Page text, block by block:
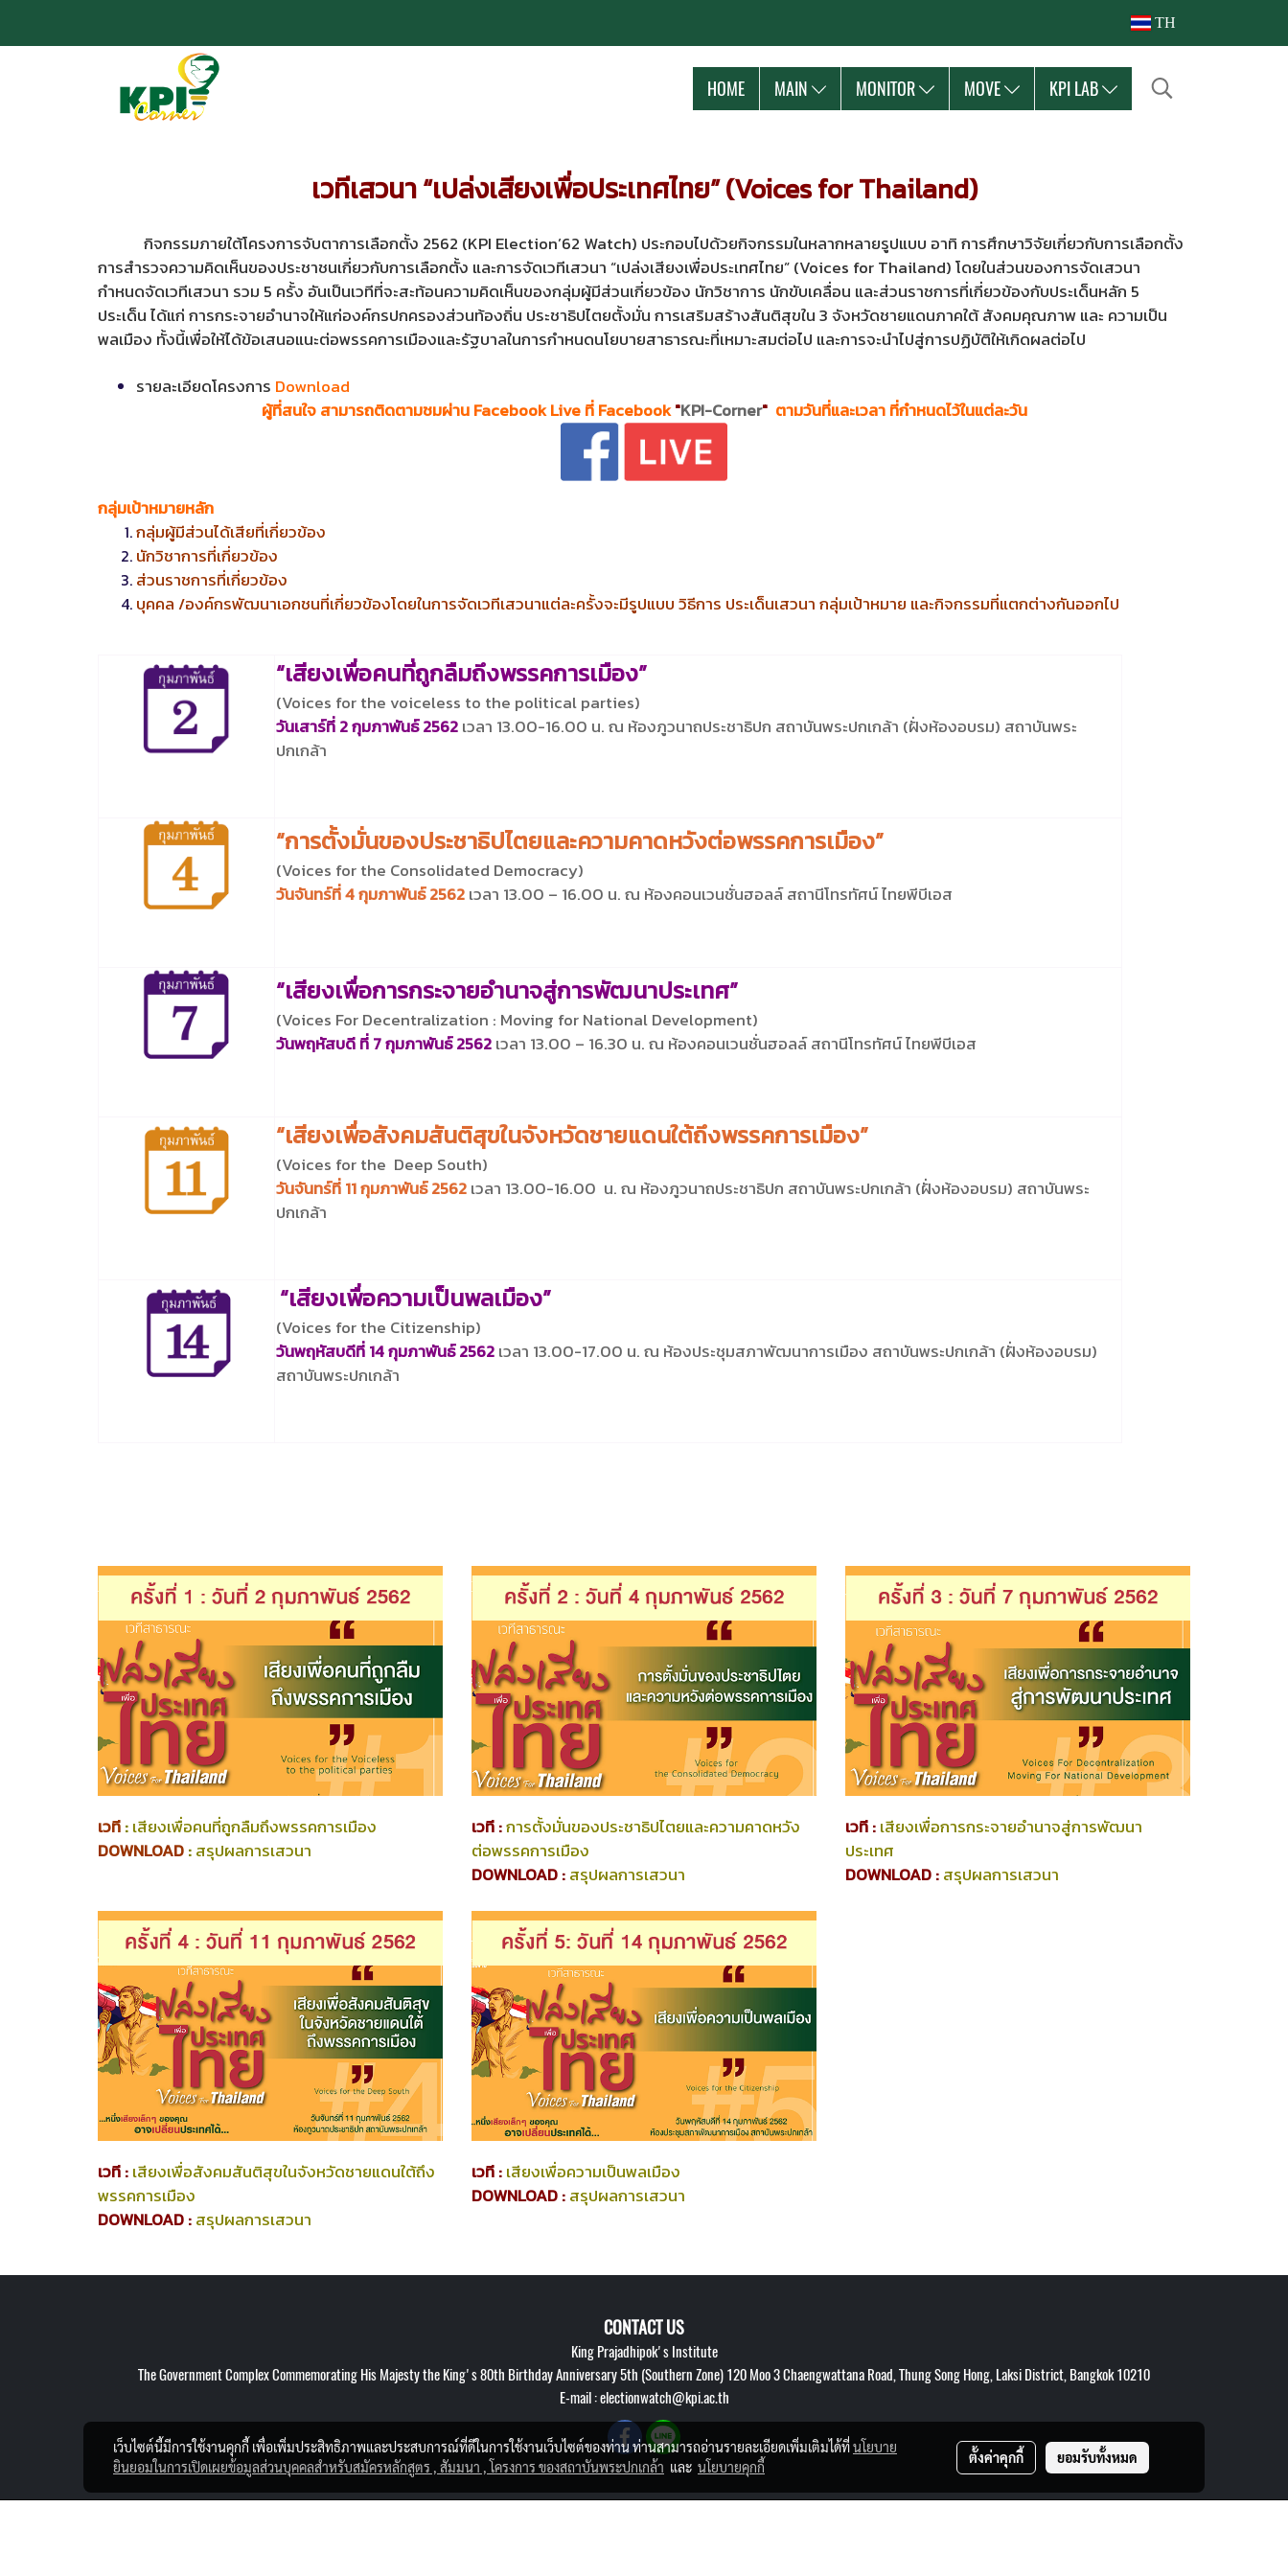
TH
HOME MAIN MONITOR MOVE KPI LAB
เวทีเสวนา “เปล่งเสียงเพื่อประเทศไทย” (Voices for Thailand)
กิจกรรมภายใต้โครงการจับตาการเลือกตั้ง 2562 (KPI Election’62 Watch) ประกอบไปด้วยกิจกรรมในหลากหลายรูปแบบ อาทิ การศึกษาวิจัยเกี่ยวกับการเลือกตั้ง
การสำรวจความคิดเห็นของประชาชนเกี่ยวกับการเลือกตั้ง และการจัดเวทีเสวนา “เปล่งเสียงเพื่อประเทศไทย” (Voices for Thailand) โดยในส่วนของการจัดเสวนา
กำหนดจัดเวทีเสวนา รวม 5 ครั้ง อันเป็นเวทีที่จะสะท้อนความคิดเห็นของกลุ่มผู้มีส่วนเกี่ยวข้อง นักวิชาการ นักขับเคลื่อน และส่วนราชการที่เกี่ยวข้องกับประเด็นหลัก 5
ประเด็น ได้แก่ การกระจายอำนาจให้แก่องค์กรปกครองส่วนท้องถิ่น ประชาธิปไตยตั้งมั่น การเสริมสร้างสันติสุขใน 3 จังหวัดชายแดนภาคใต้ สังคมคุณภาพ และ ความเป็น
พลเมือง ทั้งนี้เพื่อให้ได้ข้อเสนอแนะต่อพรรคการเมืองและรัฐบาลในการกำหนดนโยบายสาธารณะที่เหมาะสมต่อไป และการจะนำไปสู่การปฏิบัติให้เกิดผลต่อไป
รายละเอียดโครงการ Download
ผู้ที่สนใจ สามารถติดตามชมผ่าน Facebook Live ที่ Facebook"KPI-Corner" ตามวันที่และเวลา ที่กำหนดไว้ในแต่ละวัน
กลุ่มเป้าหมายหลัก
กลุ่มผู้มีส่วนได้เสียที่เกี่ยวข้อง
นักวิชาการที่เกี่ยวข้อง
ส่วนราชการที่เกี่ยวข้อง
บุคคล /องค์กรพัฒนาเอกชนที่เกี่ยวข้องโดยในการจัดเวทีเสวนาแต่ละครั้งจะมีรูปแบบ วิธีการ ประเด็นเสวนา กลุ่มเป้าหมาย และกิจกรรมที่แตกต่างกันออกไป
“เสียงเพื่อคนที่ถูกลืมถึงพรรคการเมือง”
(Voices for the voiceless to the political parties)
วันเสาร์ที่ 2 กุมภาพันธ์ 2562เวลา 13.00-16.00 น. ณ ห้องภูวนาถประชาธิปก สถาบันพระปกเกล้า (ฝั่งห้องอบรม) สถาบันพระ
ปกเกล้า
“การตั้งมั่นของประชาธิปไตยและความคาดหวังต่อพรรคการเมือง”
(Voices for the Consolidated Democracy)
วันจันทร์ที่ 4 กุมภาพันธ์ 2562เวลา 13.00 – 16.00 น. ณ ห้องคอนเวนชั่นฮอลล์ สถานีโทรทัศน์ ไทยพีบีเอส
“เสียงเพื่อการกระจายอำนาจสู่การพัฒนาประเทศ”
(Voices For Decentralization : Moving for National Development)
วันพฤหัสบดี ที่ 7 กุมภาพันธ์ 2562เวลา 13.00 – 16.30 น. ณ ห้องคอนเวนชั่นฮอลล์ สถานีโทรทัศน์ ไทยพีบีเอส
“เสียงเพื่อสังคมสันติสุขในจังหวัดชายแดนใต้ถึงพรรคการเมือง”
(Voices for the Deep South)
วันจันทร์ที่ 11 กุมภาพันธ์ 2562เวลา 13.00-16.00 น. ณ ห้องภูวนาถประชาธิปก สถาบันพระปกเกล้า (ฝั่งห้องอบรม) สถาบันพระ
ปกเกล้า
“เสียงเพื่อความเป็นพลเมือง”
(Voices for the Citizenship)
วันพฤหัสบดีที่ 14 กุมภาพันธ์ 2562เวลา 13.00-17.00 น. ณ ห้องประชุมสภาพัฒนาการเมือง สถาบันพระปกเกล้า (ฝั่งห้องอบรม)
สถาบันพระปกเกล้า
เวที:เสียงเพื่อคนที่ถูกลืมถึงพรรคการเมือง
DOWNLOAD:สรุปผลการเสวนา
เวที :การตั้งมั่นของประชาธิปไตยและความคาดหวัง
ต่อพรรคการเมือง
DOWNLOAD :สรุปผลการเสวนา
เวที :เสียงเพื่อการกระจายอำนาจสู่การพัฒนา
ประเทศ
DOWNLOAD :สรุปผลการเสวนา
เวที :เสียงเพื่อสังคมสันติสุขในจังหวัดชายแดนใต้ถึง
พรรคการเมือง
DOWNLOAD :สรุปผลการเสวนา
เวที :เสียงเพื่อความเป็นพลเมือง
DOWNLOAD :สรุปผลการเสวนา
CONTACT US
King Prajadhipok's Institute
The Government Complex Commemorating His Majesty the King's 80th Birthday Anniversary 5th (Southern Zone) 120 Moo 3 Chaengwattana Road, Thung Song Hong, Laksi District, Bangkok 10210
E-mail : electionwatch@kpi.ac.th
เว็บไซต์นี้มีการใช้งานคุกกี้ เพื่อเพิ่มประสิทธิภาพและประสบการณ์ที่ดีในการใช้งานเว็บไซต์ของท่าน ท่านสามารถอ่านรายละเอียดเพิ่มเติมได้ที่นโยบาย
ยินยอมในการเปิดเผยข้อมูลส่วนบุคคลสำหรับสมัครหลักสูตร , สัมมนา , โครงการ ของสถาบันพระปกเกล้า และ นโยบายคุกกี้
ตั้งค่าคุกกี้ ยอมรับทั้งหมด